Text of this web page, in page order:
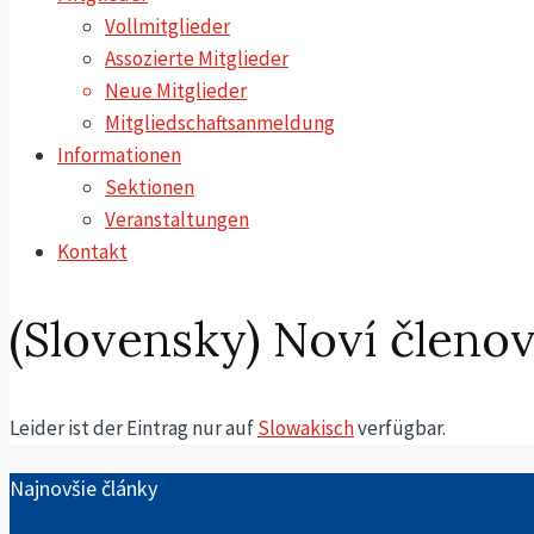
Vollmitglieder
Assozierte Mitglieder
Neue Mitglieder
Mitgliedschaftsanmeldung
Informationen
Sektionen
Veranstaltungen
Kontakt
(Slovensky) Noví
Leider ist der Eintrag nur aufSlowakischverfügbar.
Najnovšie články